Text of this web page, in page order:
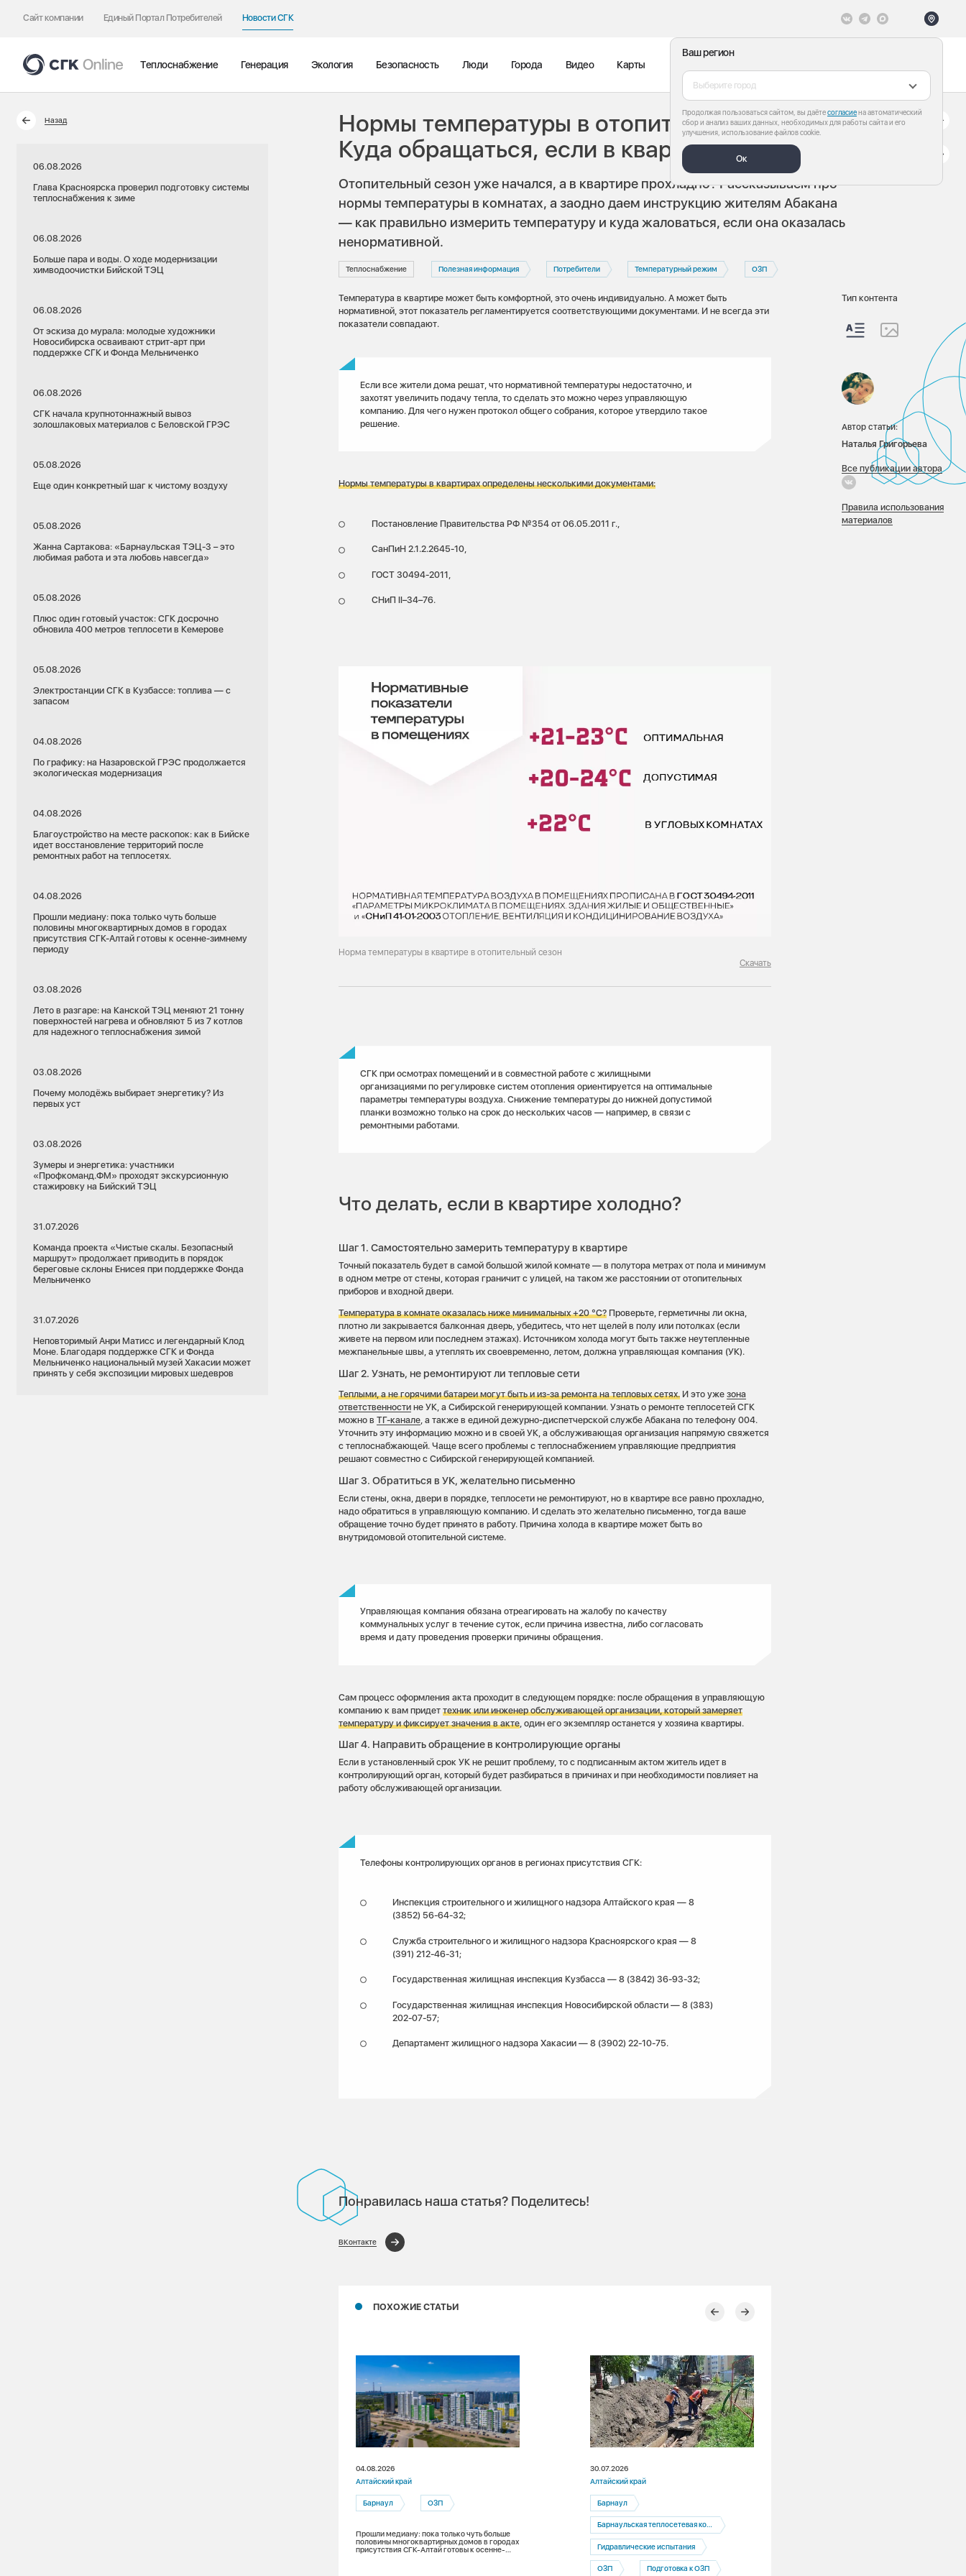
Сайт компании Единый Портал Потребителей Новости СГК
Ваш регион
Выберите город
Продолжая пользоваться сайтом, вы даётесогласиена автоматический
сбор и анализ ваших данных, необходимых для работы сайта и его
улучшения, использование файлов cookie.
Ок
Теплоснабжение Генерация Экология Безопасность Люди Города Видео Карты
Назад
06.08.2026
Глава Красноярска проверил подготовку системы
теплоснабжения к зиме
06.08.2026
Больше пара и воды. О ходе модернизации
химводоочистки Бийской ТЭЦ
06.08.2026
От эскиза до мурала: молодые художники
Новосибирска осваивают стрит-арт при
поддержке СГК и Фонда Мельниченко
06.08.2026
СГК начала крупнотоннажный вывоз
золошлаковых материалов с Беловской ГРЭС
05.08.2026
Еще один конкретный шаг к чистому воздуху
05.08.2026
Жанна Сартакова: «Барнаульская ТЭЦ-3 – это
любимая работа и эта любовь навсегда»
05.08.2026
Плюс один готовый участок: СГК досрочно
обновила 400 метров теплосети в Кемерове
05.08.2026
Электростанции СГК в Кузбассе: топлива — с
запасом
04.08.2026
По графику: на Назаровской ГРЭС продолжается
экологическая модернизация
04.08.2026
Благоустройство на месте раскопок: как в Бийске
идет восстановление территорий после
ремонтных работ на теплосетях.
04.08.2026
Прошли медиану: пока только чуть больше
половины многоквартирных домов в городах
присутствия СГК-Алтай готовы к осенне-зимнему
периоду
03.08.2026
Лето в разгаре: на Канской ТЭЦ меняют 21 тонну
поверхностей нагрева и обновляют 5 из 7 котлов
для надежного теплоснабжения зимой
03.08.2026
Почему молодёжь выбирает энергетику? Из
первых уст
03.08.2026
Зумеры и энергетика: участники
«Профкоманд.ФМ» проходят экскурсионную
стажировку на Бийский ТЭЦ
31.07.2026
Команда проекта «Чистые скалы. Безопасный
маршрут» продолжает приводить в порядок
береговые склоны Енисея при поддержке Фонда
Мельниченко
31.07.2026
Неповторимый Анри Матисс и легендарный Клод
Моне. Благодаря поддержке СГК и Фонда
Мельниченко национальный музей Хакасии может
принять у себя экспозиции мировых шедевров
Нормы температуры в отопительный сезон.
Куда обращаться, если в квартире холодно?
Отопительный сезон уже начался, а в квартире прохладно? Рассказываем про
нормы температуры в комнатах, а заодно даем инструкцию жителям Абакана
— как правильно измерить температуру и куда жаловаться, если она оказалась
ненормативной.
Теплоснабжение Полезная информация Потребители Температурный режим ОЗП
Температура в квартире может быть комфортной, это очень индивидуально. А может быть
нормативной, этот показатель регламентируется соответствующими документами. И не всегда эти
показатели совпадают.
Если все жители дома решат, что нормативной температуры недостаточно, и
захотят увеличить подачу тепла, то сделать это можно через управляющую
компанию. Для чего нужен протокол общего собрания, которое утвердило такое
решение.
Нормы температуры в квартирах определены несколькими документами:
Постановление Правительства РФ №354 от 06.05.2011 г.,
СанПиН 2.1.2.2645-10,
ГОСТ 30494-2011,
СНиП II–34–76.
Норма температуры в квартире в отопительный сезон
Скачать
СГК при осмотрах помещений и в совместной работе с жилищными
организациями по регулировке систем отопления ориентируется на оптимальные
параметры температуры воздуха. Снижение температуры до нижней допустимой
планки возможно только на срок до нескольких часов — например, в связи с
ремонтными работами.
Что делать, если в квартире холодно?
Шаг 1. Самостоятельно замерить температуру в квартире
Точный показатель будет в самой большой жилой комнате — в полутора метрах от пола и минимум
в одном метре от стены, которая граничит с улицей, на таком же расстоянии от отопительных
приборов и входной двери.
Температура в комнате оказалась ниже минимальных +20 °C? Проверьте, герметичны ли окна,
плотно ли закрывается балконная дверь, убедитесь, что нет щелей в полу или потолках (если
живете на первом или последнем этажах). Источником холода могут быть также неутепленные
межпанельные швы, а утеплять их своевременно, летом, должна управляющая компания (УК).
Шаг 2. Узнать, не ремонтируют ли тепловые сети
Теплыми, а не горячими батареи могут быть и из-за ремонта на тепловых сетях. И это ужезона
ответственности не УК, а Сибирской генерирующей компании. Узнать о ремонте теплосетей СГК
можно вТГ-канале, а также в единой дежурно-диспетчерской службе Абакана по телефону 004.
Уточнить эту информацию можно и в своей УК, а обслуживающая организация напрямую свяжется
с теплоснабжающей. Чаще всего проблемы с теплоснабжением управляющие предприятия
решают совместно с Сибирской генерирующей компанией.
Шаг 3. Обратиться в УК, желательно письменно
Если стены, окна, двери в порядке, теплосети не ремонтируют, но в квартире все равно прохладно,
надо обратиться в управляющую компанию. И сделать это желательно письменно, тогда ваше
обращение точно будет принято в работу. Причина холода в квартире может быть во
внутридомовой отопительной системе.
Управляющая компания обязана отреагировать на жалобу по качеству
коммунальных услуг в течение суток, если причина известна, либо согласовать
время и дату проведения проверки причины обращения.
Сам процесс оформления акта проходит в следующем порядке: после обращения в управляющую
компанию к вам придеттехник или инженер обслуживающей организации, который замеряет
температуру и фиксирует значения в акте , один его экземпляр останется у хозяина квартиры.
Шаг 4. Направить обращение в контролирующие органы
Если в установленный срок УК не решит проблему, то с подписанным актом житель идет в
контролирующий орган, который будет разбираться в причинах и при необходимости повлияет на
работу обслуживающей организации.
Телефоны контролирующих органов в регионах присутствия СГК:
Инспекция строительного и жилищного надзора Алтайского края — 8
(3852) 56-64-32;
Служба строительного и жилищного надзора Красноярского края — 8
(391) 212-46-31;
Государственная жилищная инспекция Кузбасса — 8 (3842) 36-93-32;
Государственная жилищная инспекция Новосибирской области — 8 (383)
202-07-57;
Департамент жилищного надзора Хакасии — 8 (3902) 22-10-75.
Понравилась наша статья? Поделитесь!
ВКонтакте
ПОХОЖИЕ СТАТЬИ
04.08.2026
Алтайский край
Барнаул ОЗП
Прошли медиану: пока только чуть больше
половины многоквартирных домов в городах
присутствия СГК-Алтай готовы к осенне-
30.07.2026
Алтайский край
Барнаул
Барнаульская теплосетевая компания
Гидравлические испытания
ОЗП Подготовка к ОЗП
Тип контента
Автор статьи:
Наталья Григорьева
Все публикации автора
Правила использования
материалов